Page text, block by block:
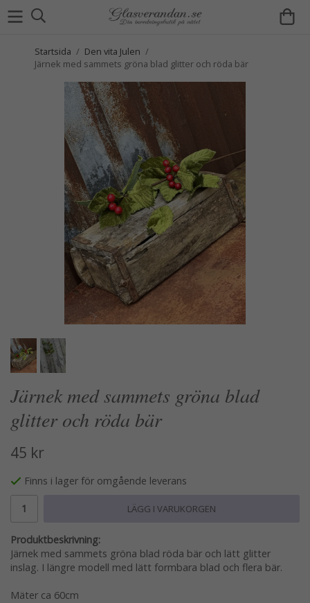
Startsida / Den vita Julen /
Järnek med sammets gröna blad glitter och röda bär
Järnek med sammets gröna blad
glitter och röda bär
45 kr
Finns i lager för omgående leverans
LÄGG I VARUKORGEN
Produktbeskrivning:
Järnek med sammets gröna blad röda bär och lätt glitter
inslag. I längre modell med lätt formbara blad och flera bär.
Mäter ca 60cm